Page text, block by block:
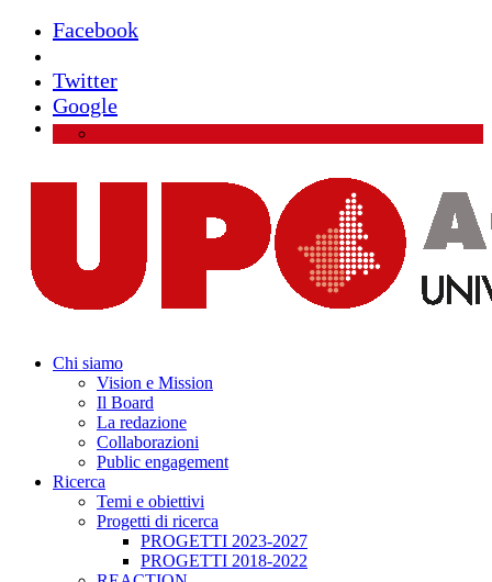
Facebook
Twitter
Google
Chi siamo
Vision e Mission
Il Board
La redazione
Collaborazioni
Public engagement
Ricerca
Temi e obiettivi
Progetti di ricerca
PROGETTI 2023-2027
PROGETTI 2018-2022